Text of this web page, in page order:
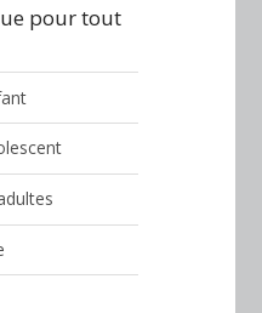
pour tout